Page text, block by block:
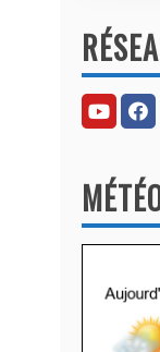
t
e
r
n
t
i
v